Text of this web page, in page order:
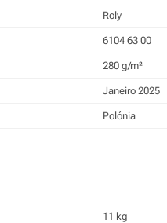
Roly
6104 63 00
280 g/m²
Janeiro 2025
Polónia
11 kg